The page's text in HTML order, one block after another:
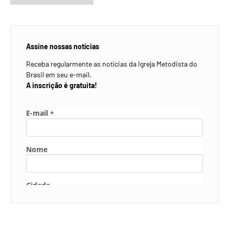
Assine nossas notícias
Receba regularmente as notícias da Igreja Metodista do
Brasil em seu e-mail.
A inscrição é gratuita!